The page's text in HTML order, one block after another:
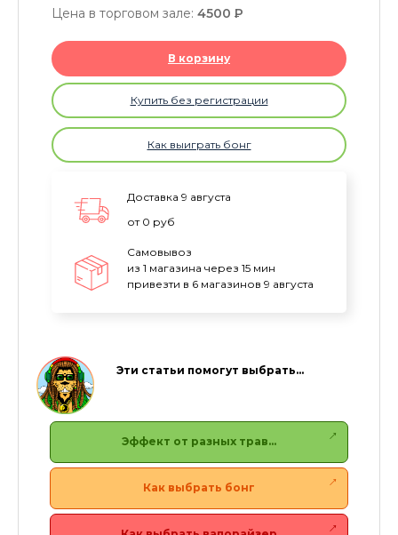
Цена в торговом зале: 4500 P
В корзину
Купить без регистрации
Как выиграть бонг
Доставка 9 августа
от 0 руб
Самовывоз
из 1 магазина через 15 мин
привезти в 6 магазинов 9 августа
Эти статьи помогут выбрать…
Эффект от разных трав…
Как выбрать бонг